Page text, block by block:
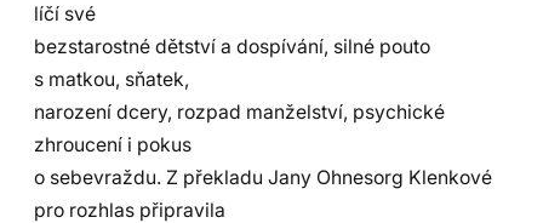
líčí své
bezstarostné dětství a dospívání, silné pouto
s matkou, sňatek,
narození dcery, rozpad manželství, psychické
zhroucení i pokus
o sebevraždu. Z překladu Jany Ohnesorg Klenkové
pro rozhlas připravila